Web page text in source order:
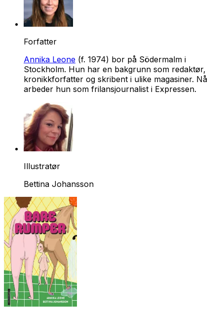
Forfatter
Annika Leone (f. 1974) bor på Södermalm i
Stockholm. Hun har en bakgrunn som redaktør,
kronikkforfatter og skribent i ulike magasiner. Nå
arbeder hun som frilansjournalist i Expressen.
Illustratør
Bettina Johansson